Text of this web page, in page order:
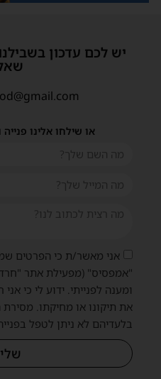
יש לכם עדכון
או שילחו אלינו פנייה
אני מאשר/ת כי הפרטים
"אמפסיס" (מפעילת אתר "חרדים
ומענה לפנייתי. ידוע לי כי אני
את תיקונו או מחיקתו. מסירת
בלעדיהם לא ניתן לטפל בפנייה.
שליחה